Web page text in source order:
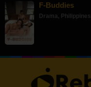
F-Buddies
Drama, Philippines